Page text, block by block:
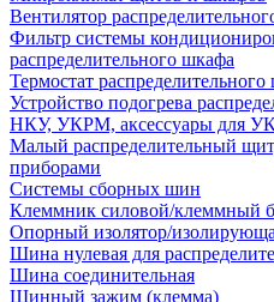
Вентилятор
Фильтр системы
распределительного шкафа
Термостат
Устройство подогрева
НКУ, УКРМ, аксессуары для
Малый распределительный
приборами
Системы сборных шин
Клеммник силовой/клеммный
Опорный изолятор/
Шина нулевая для
Шина соединительная
Шинный зажим (клемма)